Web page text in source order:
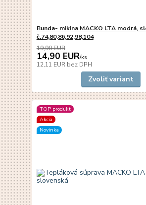
Bunda- mikina MACKO LTA modrá,
č.74,80,86,92,98,104
19,90 EUR
14,90 EUR/ks
12,11 EUR bez DPH
Zvoliť variant
TOP produkt
Akcia
Novinka